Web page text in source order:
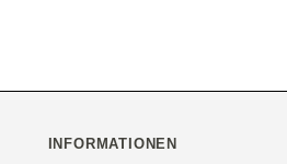
INFORMATIONEN